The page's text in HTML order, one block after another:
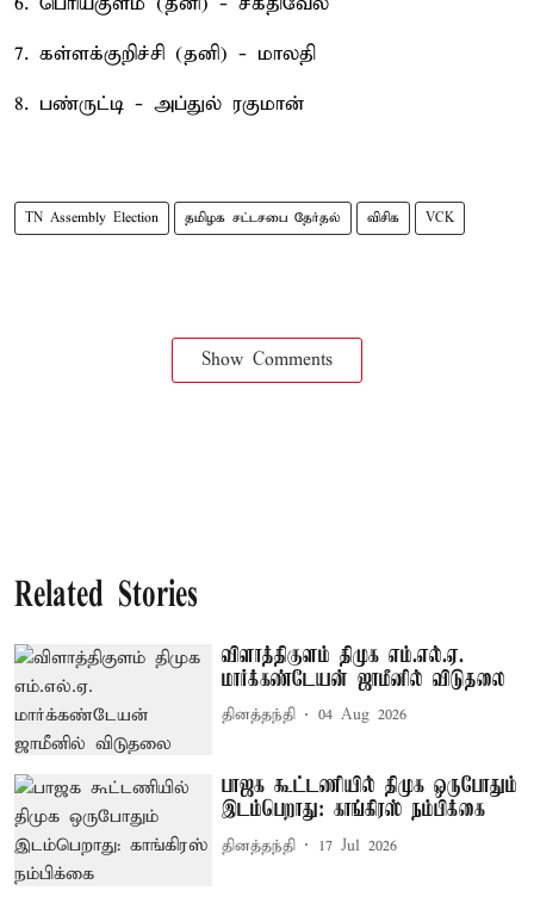
7. கள்ளக்குறிச்சி (தனி) - மாலதி
8. பண்ருட்டி - அப்துல் ரகுமான்
TN Assembly Election தமிழக சட்டசபை தேர்தல் விசிக VCK
Show Comments
Related Stories
விளாத்திகுளம் திமுக எம்.எல்.ஏ.
மார்க்கண்டேயன் ஜாமீனில் விடுதலை
தினத்தந்தி 04 Aug 2026
பாஜக கூட்டணியில் திமுக ஒருபோதும்
இடம்பெறாது: காங்கிரஸ் நம்பிக்கை
தினத்தந்தி 17 Jul 2026